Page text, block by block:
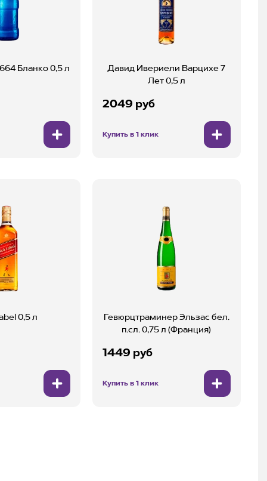
Бланко 0,5 л
Давид Ивериели Варцихе 7
Лет 0,5 л
2049 руб
Купить в 1 клик
0,5 л
Гевюрцтраминер Эльзас бел.
п.сл. 0,75 л (Франция)
1449 руб
Купить в 1 клик